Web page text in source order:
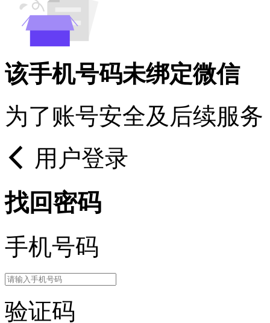
该手机号码未绑定微信
为了账号安全及后续服
用户登录
找回密码
手机号码
验证码